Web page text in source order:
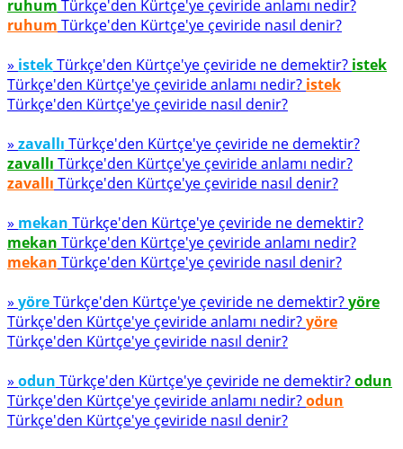
ruhum Türkçe'den Kürtçe'ye çeviride anlamı nedir?
ruhum Türkçe'den Kürtçe'ye çeviride nasıl denir?
» istekTürkçe'den Kürtçe'ye çeviride ne demektir? istek
Türkçe'den Kürtçe'ye çeviride anlamı nedir? istek
Türkçe'den Kürtçe'ye çeviride nasıl denir?
» zavallı Türkçe'den Kürtçe'ye çeviride ne demektir?
zavallı Türkçe'den Kürtçe'ye çeviride anlamı nedir?
zavallı Türkçe'den Kürtçe'ye çeviride nasıl denir?
» mekan Türkçe'den Kürtçe'ye çeviride ne demektir?
mekan Türkçe'den Kürtçe'ye çeviride anlamı nedir?
mekan Türkçe'den Kürtçe'ye çeviride nasıl denir?
» yöreTürkçe'den Kürtçe'ye çeviride ne demektir?yöre
Türkçe'den Kürtçe'ye çeviride anlamı nedir?yöre
Türkçe'den Kürtçe'ye çeviride nasıl denir?
» odun Türkçe'den Kürtçe'ye çeviride ne demektir?odun
Türkçe'den Kürtçe'ye çeviride anlamı nedir?odun
Türkçe'den Kürtçe'ye çeviride nasıl denir?